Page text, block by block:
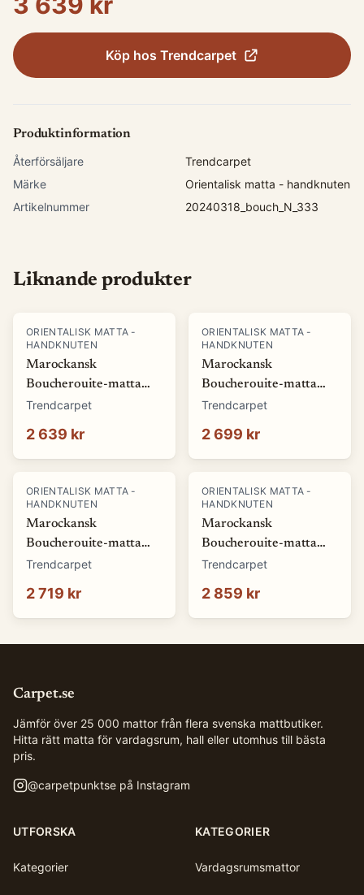
Köp hos Trendcarpet
Produktinformation
Återförsäljare
Trendcarpet
Märke
Orientalisk matta - handknuten
Artikelnummer
20240318_bouch_N_333
Liknande produkter
ORIENTALISK MATTA -
HANDKNUTEN
Marockansk
Boucherouite-matta
125 x 215 cm (Storlek:
Trendcarpet
2 639 kr
ORIENTALISK MATTA -
HANDKNUTEN
Marockansk
Boucherouite-matta
125 x 220 cm (Storlek:
Trendcarpet
2 699 kr
ORIENTALISK MATTA -
HANDKNUTEN
Marockansk
Boucherouite-matta
135 x 205 cm (Storlek:
Trendcarpet
2 719 kr
ORIENTALISK MATTA -
HANDKNUTEN
Marockansk
Boucherouite-matta
130 x 225 cm (Storlek:
Trendcarpet
2 859 kr
Carpet.se
Jämför över 25 000 mattor från flera svenska mattbutiker.
Hitta rätt matta för vardagsrum, hall eller utomhus till bästa
pris.
@carpetpunktse på Instagram
UTFORSKA
Kategorier
KATEGORIER
Vardagsrumsmattor